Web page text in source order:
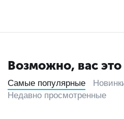
Возможно, вас это
Самые популярные
Недавно просмотренные